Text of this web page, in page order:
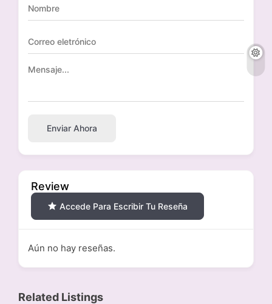
Enviar Ahora
Review
Accede Para Escribir Tu Reseña
Aún no hay reseñas.
Related Listings